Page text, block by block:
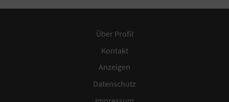
Über Profil
Kontakt
Anzeigen
Datenschutz